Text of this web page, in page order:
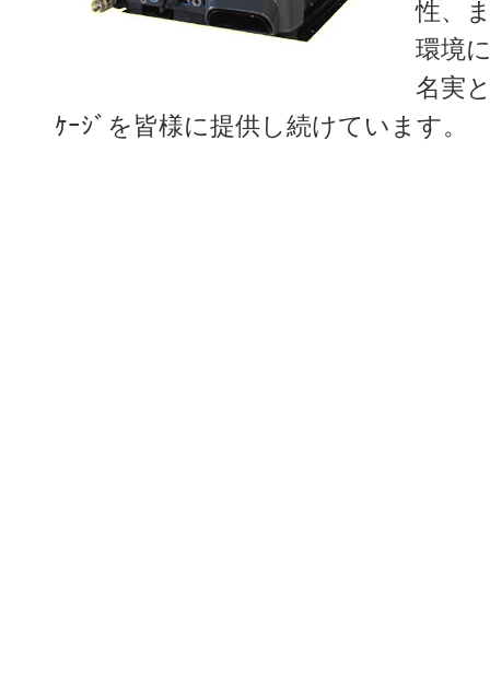
性、
環境
名実
ｹｰｼﾞを皆様に提供し続けています。